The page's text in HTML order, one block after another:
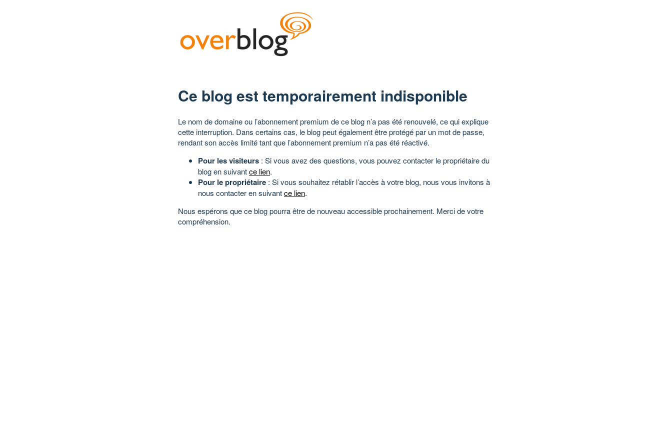
Ce blog est temporairement indisponible
Le nom de domaine ou l’abonnement premium de ce blog n’a pas été renouvelé, ce qui explique
cette interruption. Dans certains cas, le blog peut également être protégé par un mot de passe,
rendant son accès limité tant que l’abonnement premium n’a pas été réactivé.
Pour les visiteurs : Si vous avez des questions, vous pouvez contacter le propriétaire du
blog en suivantce lien.
Pour le propriétaire : Si vous souhaitez rétablir l’accès à votre blog, nous vous invitons à
nous contacter en suivantce lien.
Nous espérons que ce blog pourra être de nouveau accessible prochainement. Merci de votre
compréhension.